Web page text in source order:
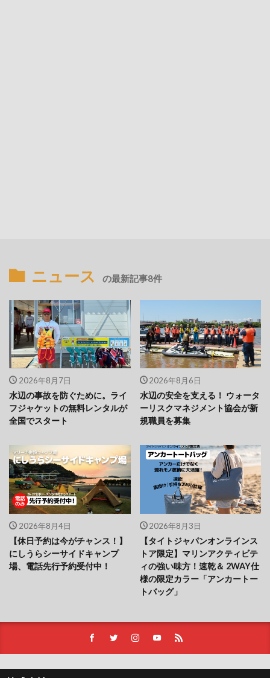
ニュース の最新記事8件
2026年8月7日
水辺の事故を防ぐために。ライ
フジャケットの無料レンタルが
全国でスタート
2026年8月6日
水辺の安全を支える！ ウォータ
ーリスクマネジメント協会が新
規職員を募集
2026年8月4日
【休日予約は今がチャンス！】
にしうらシーサイドキャンプ
場、電話先行予約受付中！
2026年8月3日
【タイトジャパンオンラインス
トア限定】マリンアクティビテ
ィの強い味方！速乾＆ 2WAY仕
様の限定カラー「アンカートー
トバッグ」